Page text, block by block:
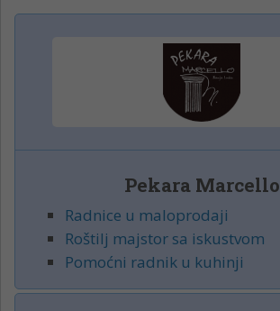
Pekara Marcello
Radnice u maloprodaji
Roštilj majstor sa iskustvom
Pomoćni radnik u kuhinji